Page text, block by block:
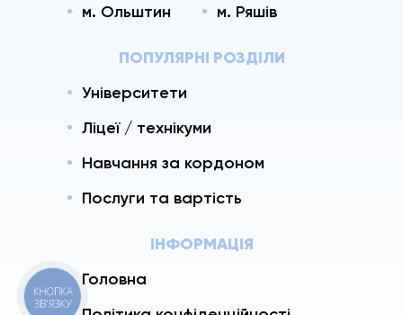
м. Ольштин
м. Ряшів
ПОПУЛЯРНІ РОЗДІЛИ
Університети
Ліцеї / технікуми
Навчання за кордоном
Послуги та вартість
ІНФОРМАЦІЯ
Головна
КНОПКА
ЗВ'ЯЗКУ